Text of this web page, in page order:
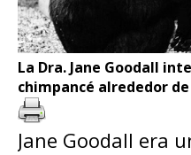
La Dra. Jane Goodall
chimpancé alrededor de
Jane Goodall era